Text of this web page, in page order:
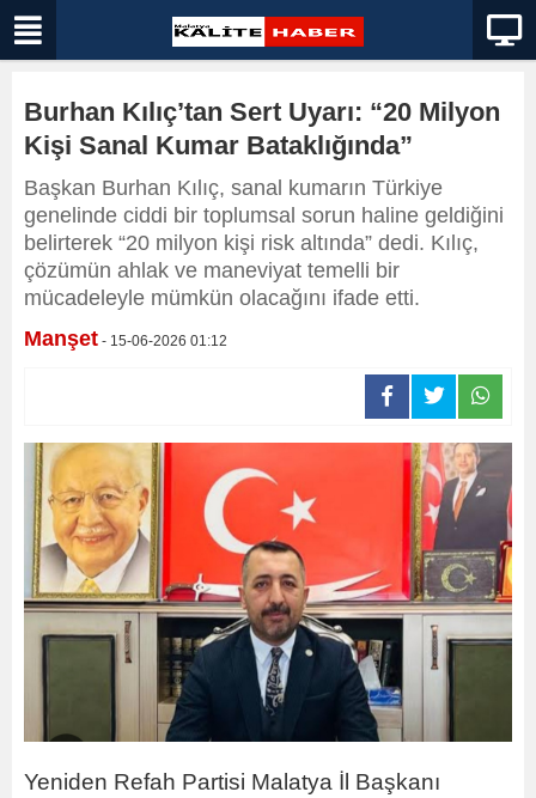
Burhan Kılıç’tan Sert Uyarı: “20 Milyon
Kişi Sanal Kumar Bataklığında”
Başkan Burhan Kılıç, sanal kumarın Türkiye
genelinde ciddi bir toplumsal sorun haline geldiğini
belirterek “20 milyon kişi risk altında” dedi. Kılıç,
çözümün ahlak ve maneviyat temelli bir
mücadeleyle mümkün olacağını ifade etti.
Manşet - 15-06-2026 01:12
Yeniden Refah Partisi Malatya İl Başkanı